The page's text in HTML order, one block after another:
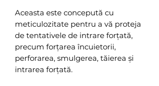
Aceasta este concepută cu
meticulozitate pentru a vă proteja
de tentativele de intrare forțată,
precum forțarea încuietorii,
perforarea, smulgerea, tăierea și
intrarea forțată.